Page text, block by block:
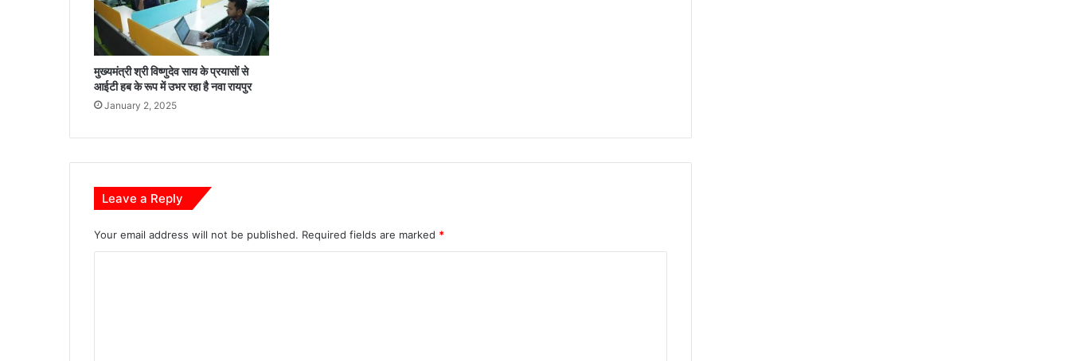
स्त
र
वि
का
स
प
र
का
का
ब
प
मुख्यमंत्री श्री विष्णुदेव साय के प्रयासों से
आईटी हब के रूप में उभर रहा है नवा रायपुर
January 2, 2025
Leave a Reply
Your email address will not be published. Required fields are marked *